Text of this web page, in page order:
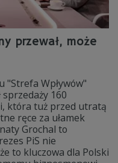
przewał, może
"Strefa Wpływów"
160
która tuż przed utratą
ręce za ułamek
Grochal to
PiS nie
to kluczowa dla Polski